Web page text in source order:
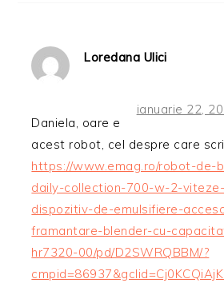
Loredana Ulici
ianuarie 22,
Daniela, oare e
acest robot, cel despre care
https://www.emag.ro/robot-de-
daily-collection-700-w-2-
dispozitiv-de-emulsifiere-
framantare-blender-cu-
hr7320-00/pd/D2SWRQBBM/?